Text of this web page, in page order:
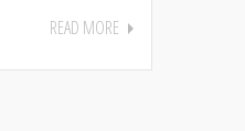
READ MORE